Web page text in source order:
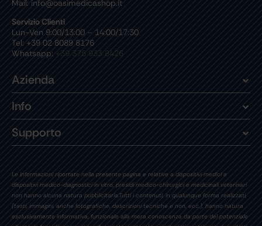
Mail: info@oasimedicashop.it
Servizio Clienti
Lun-Ven 9:00/13:00 – 14:00/17:30
Tel: +39 02 8089 8176
Whatsapp: +39 375 933 8426
Azienda
Info
Supporto
Le informazioni riportate nella presente pagina e relative a dispositivi medici e
dispositivi medico-diagnostici in vitro, presidi medico-chirurgici e medicinali veterinari
non hanno alcuna natura pubblicitaria.Tutti i contenuti, in qualunque forma realizzati,
(testi, immagini, anche fotografiche, descrizioni tecniche e non, ecc.), hanno natura
esclusivamente informativa, funzionale alla mera conoscenza da parte del potenziale